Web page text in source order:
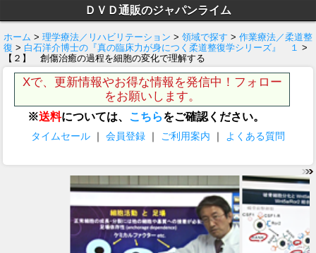
ＤＶＤ通販のジャパンライム
ホーム > 理学療法／リハビリテーション > 領域で探す > 作業療法／柔道整
復 > 白石洋介博士の『真の臨床力が身につく柔道整復学シリーズ』 １ >
【２】 創傷治癒の過程を細胞の変化で理解する
Xで、更新情報やお得な情報を発信中！フォロー
をお願いします。
※送料については、 こちらをご確認ください。
タイムセール ｜ 会員登録 ｜ ご利用案内 ｜ よくある質問